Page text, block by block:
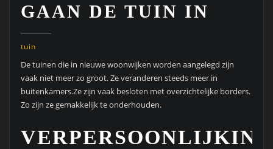
GAAN DE TUIN IN
tuin
De tuinen die in nieuwe woonwijken worden aangelegd zijn
vaak niet meer zo groot. Ze veranderen steeds meer in
buitenkamers.Ze zijn vaak besloten met overzichtelijke borders.
Zo zijn ze gemakkelijk te onderhouden.
VERPERSOONLIJKING